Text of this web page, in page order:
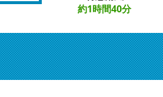
約1時間40分